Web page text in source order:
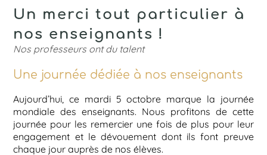
Un merci tout particulier à
nos enseignants !
Nos professeurs ont du talent
Une journée dédiée à nos enseignants
Aujourd’hui, ce mardi 5 octobre marque la journée
mondiale des enseignants. Nous profitons de cette
journée pour les remercier une fois de plus pour leur
engagement et le dévouement dont ils font preuve
chaque jour auprès de nos élèves.